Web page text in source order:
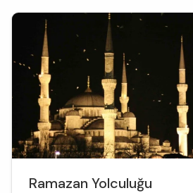
Ramazan Yolculuğu